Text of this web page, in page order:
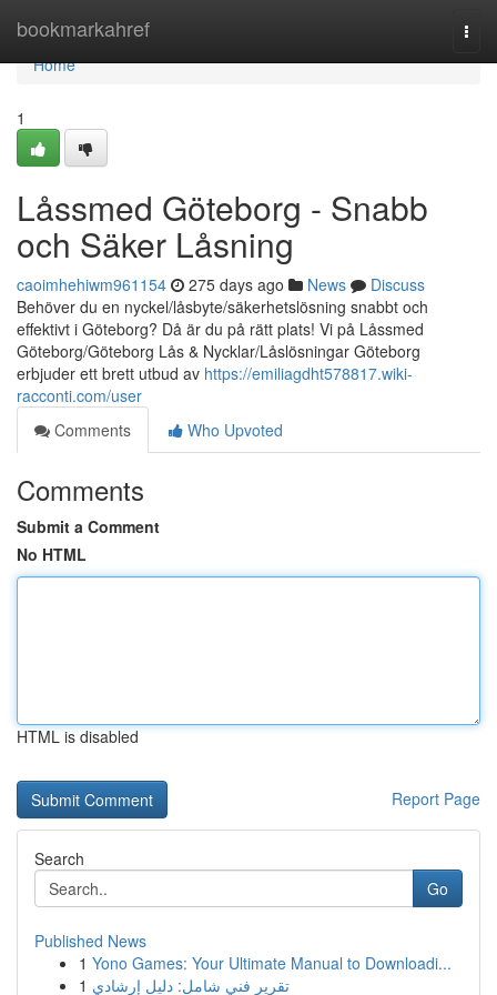
bookmarkahref
Home
Home
1
Låssmed Göteborg - Snabb
och Säker Låsning
caoimhehiwm961154 275 days ago News
Discuss
Behöver du en nyckel/låsbyte/säkerhetslösning snabbt och
effektivt i Göteborg? Då är du på rätt plats! Vi på Låssmed
Göteborg/Göteborg Lås & Nycklar/Låslösningar Göteborg
erbjuder ett brett utbud av https://emiliagdht578817.wiki-
racconti.com/user
Comments
Who Upvoted
Comments
Submit a Comment
No HTML
HTML is disabled
Report Page
Search
Go
Published News
1 Yono Games: Your Ultimate Manual to Downloadi...
1 تقرير فني شامل: دليل إرشادي